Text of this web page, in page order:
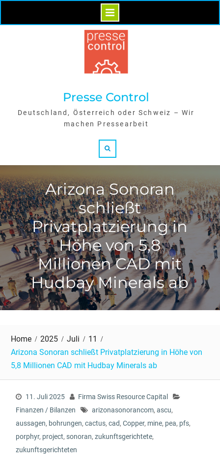
Skip
Presse Control
Deutschland, Österreich oder Schweiz – Wir
machen Pressearbeit
Arizona Sonoran
schließt
Privatplatzierung in
Höhe von 5,8
Millionen CAD mit
Hudbay Minerals ab
Home 2025 Juli
11
Arizona Sonoran schließt Privatplatzierung in Höhe von
5,8 Millionen CAD mit Hudbay Minerals ab
11. Juli 2025
Firma Swiss Resource Capital
Finanzen / Bilanzen
arizonasonorancom, ascu,
aussagen, bohrungen, cactus, cad, Copper, mine, pea, pfs,
porphyr, project, sonoran, zukunftsgerichtete,
zukunftsgerichteten